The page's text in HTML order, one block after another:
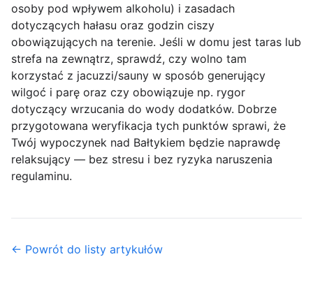
osoby pod wpływem alkoholu) i zasadach
dotyczących hałasu oraz godzin ciszy
obowiązujących na terenie. Jeśli w domu jest taras lub
strefa na zewnątrz, sprawdź, czy wolno tam
korzystać z jacuzzi/sauny w sposób generujący
wilgoć i parę oraz czy obowiązuje np. rygor
dotyczący wrzucania do wody dodatków. Dobrze
przygotowana weryfikacja tych punktów sprawi, że
Twój wypoczynek nad Bałtykiem będzie naprawdę
relaksujący — bez stresu i bez ryzyka naruszenia
regulaminu.
← Powrót do listy artykułów